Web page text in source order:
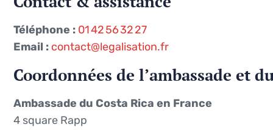
Téléphone : 01 42 56 32 27
Email : contact@legalisation.fr
Coordonnées de l’ambassade et
Ambassade du Costa Rica en France
4 square Rapp